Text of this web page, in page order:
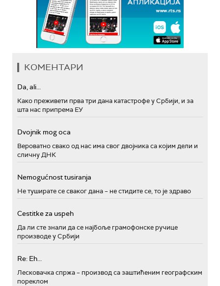
КОМЕНТАРИ
Da, ali...
Како преживети прва три дана катастрофе у Србији, и за
шта нас припрема ЕУ
Dvojnik mog oca
Вероватно свако од нас има свог двојника са којим дели и
сличну ДНК
Nemogućnost tusiranja
Не туширате се сваког дана – не стидите се, то је здраво
Cestitke za uspeh
Да ли сте знали да се најбоље грамофонске ручице
производе у Србији
Re: Eh...
Лесковачка спржа – производ са заштићеним географским
пореклом